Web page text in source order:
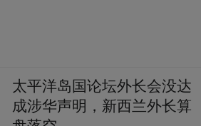
太平洋岛国论坛外长会没达
成涉华声明，新西兰外长算